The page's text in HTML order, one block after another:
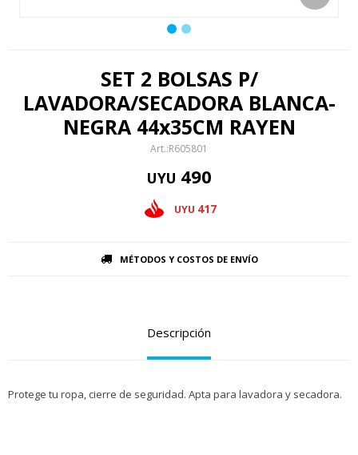
SET 2 BOLSAS P/
LAVADORA/SECADORA BLANCA-
NEGRA 44x35CM RAYEN
R605801
UYU 490
UYU 417
MÉTODOS Y COSTOS DE ENVÍO
Descripción
Protege tu ropa, cierre de seguridad. Apta para lavadora y secadora.